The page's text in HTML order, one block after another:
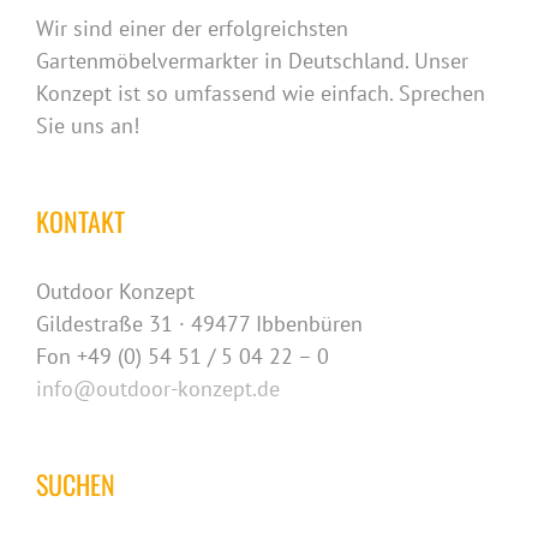
Wir sind einer der erfolgreichsten
Gartenmöbelvermarkter in Deutschland. Unser
Konzept ist so umfassend wie einfach. Sprechen
Sie uns an!
KONTAKT
Outdoor Konzept
Gildestraße 31 · 49477 Ibbenbüren
Fon +49 (0) 54 51 / 5 04 22 – 0
info@outdoor-konzept.de
SUCHEN